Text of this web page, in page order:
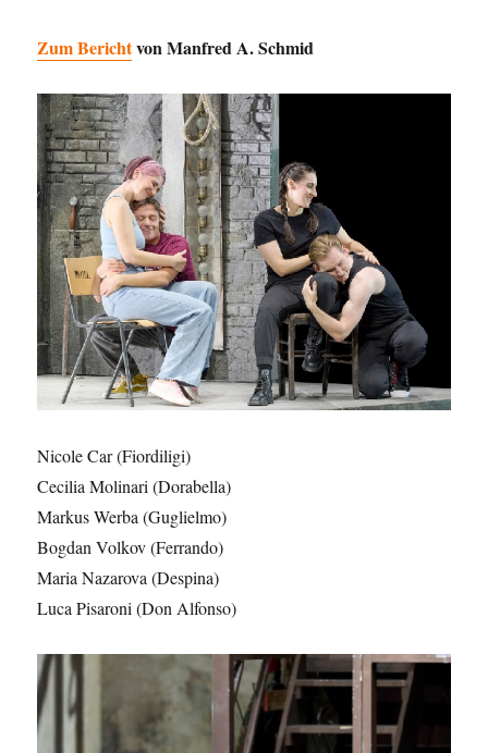
Zum Berichtvon Manfred A. Schmid
Nicole Car (Fiordiligi)
Cecilia Molinari (Dorabella)
Markus Werba (Guglielmo)
Bogdan Volkov (Ferrando)
Maria Nazarova (Despina)
Luca Pisaroni (Don Alfonso)